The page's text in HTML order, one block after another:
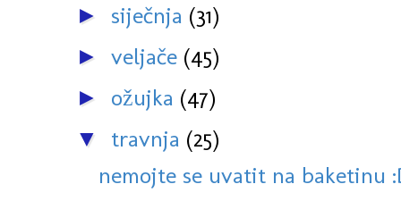
► siječnja (31)
► veljače (45)
► ožujka (47)
▼ travnja (25)
nemojte se uvatit na baketinu